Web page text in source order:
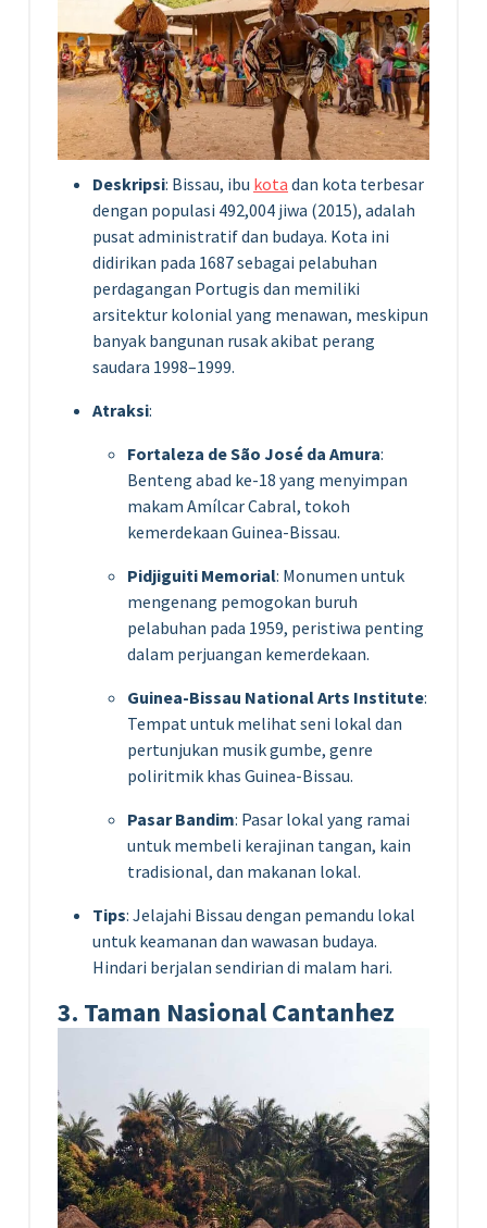
Deskripsi: Bissau, ibu kota dan kota terbesar
dengan populasi 492,004 jiwa (2015), adalah
pusat administratif dan budaya. Kota ini
didirikan pada 1687 sebagai pelabuhan
perdagangan Portugis dan memiliki
arsitektur kolonial yang menawan, meskipun
banyak bangunan rusak akibat perang
saudara 1998–1999.
Atraksi:
Fortaleza de São José da Amura:
Benteng abad ke-18 yang menyimpan
makam Amílcar Cabral, tokoh
kemerdekaan Guinea-Bissau.
Pidjiguiti Memorial: Monumen untuk
mengenang pemogokan buruh
pelabuhan pada 1959, peristiwa penting
dalam perjuangan kemerdekaan.
Guinea-Bissau National Arts Institute:
Tempat untuk melihat seni lokal dan
pertunjukan musik gumbe, genre
poliritmik khas Guinea-Bissau.
Pasar Bandim: Pasar lokal yang ramai
untuk membeli kerajinan tangan, kain
tradisional, dan makanan lokal.
Tips: Jelajahi Bissau dengan pemandu lokal
untuk keamanan dan wawasan budaya.
Hindari berjalan sendirian di malam hari.
3. Taman Nasional Cantanhez